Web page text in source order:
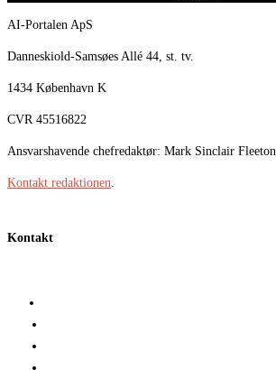
AI-Portalen ApS
Danneskiold-Samsøes Allé 44, st. tv.
1434 København K
CVR 45516822
Ansvarshavende chefredaktør: Mark Sinclair Fleeton
Kontakt redaktionen
Kontakt